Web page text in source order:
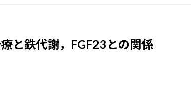
と鉄代謝，FGF23との関係